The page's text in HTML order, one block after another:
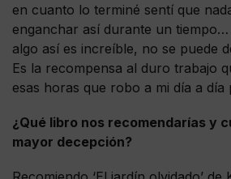
en cuanto lo terminé sentí que
enganchar así durante un tiempo…
algo así es increíble, no se puede
Es la recompensa al duro trabajo
esas horas que robo a mi día a día
¿Qué libro nos recomendarías y
mayor decepción?